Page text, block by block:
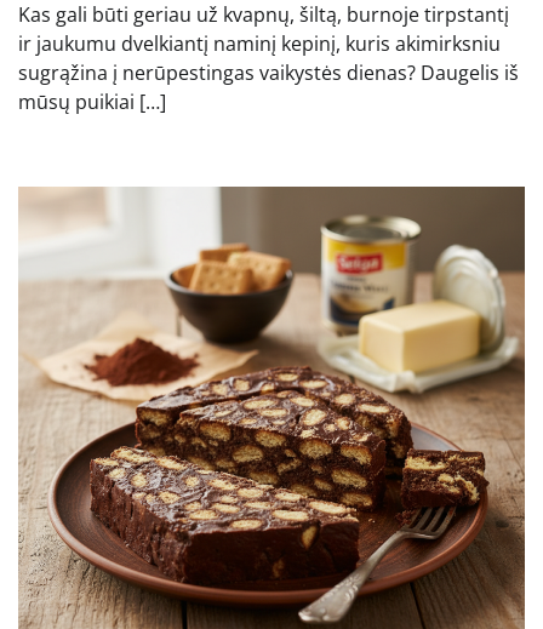
Kas gali būti geriau už kvapnų, šiltą, burnoje tirpstantį
ir jaukumu dvelkiantį naminį kepinį, kuris akimirksniu
sugrąžina į nerūpestingas vaikystės dienas? Daugelis iš
mūsų puikiai […]